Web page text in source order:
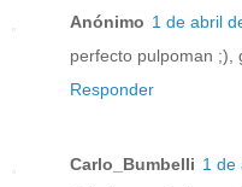
Anónimo 1 de abril
perfecto pulpoman ;),
Responder
Carlo_Bumbelli 1 de